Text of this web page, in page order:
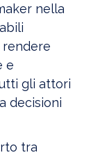
nella
rendere
e
gli attori
decisioni
tra